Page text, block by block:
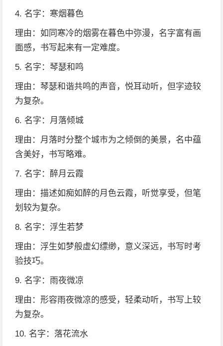
4. 名字：寒烟暮色
理由：如同寒冷的烟雾在暮色中弥漫，名字富有画
面感，书写起来有一定难度。
5. 名字：琴瑟和鸣
理由：琴瑟和谐共鸣的声音，悦耳动听，但字迹较
为复杂。
6. 名字：月落倾城
理由：月落时分整个城市为之倾倒的美景，名中蕴
含美好，书写略难。
7. 名字：醉月云霞
理由：描述如痴如醉的月色云霞，听觉享受，但笔
划较为复杂。
8. 名字：浮生若梦
理由：浮生如梦般虚幻缥缈，意义深远，书写时考
验技巧。
9. 名字：雨夜微凉
理由：形容雨夜微凉的感受，轻柔动听，书写上较
为复杂。
10. 名字：落花流水